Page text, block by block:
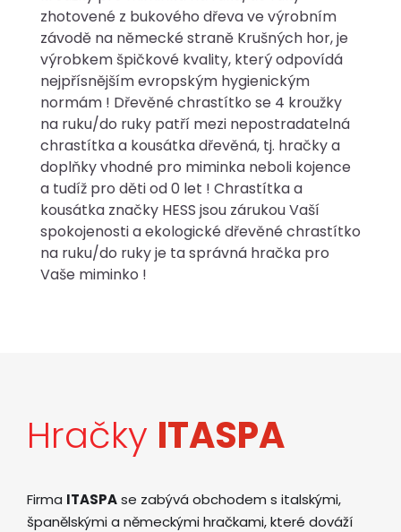
zhotovené z bukového dřeva ve výrobním
závodě na německé straně Krušných hor, je
výrobkem špičkové kvality, který odpovídá
nejpřísnějším evropským hygienickým
normám ! Dřevěné chrastítko se 4 kroužky
na ruku/do ruky patří mezi nepostradatelná
chrastítka a kousátka dřevěná, tj. hračky a
doplňky vhodné pro miminka neboli kojence
a tudíž pro děti od 0 let ! Chrastítka a
kousátka značky HESS jsou zárukou Vaší
spokojenosti a ekologické dřevěné chrastítko
na ruku/do ruky je ta správná hračka pro
Vaše miminko !
Hračky ITASPA
Firma ITASPAse zabývá obchodem s italskými,
španělskými a německými hračkami, které dováží